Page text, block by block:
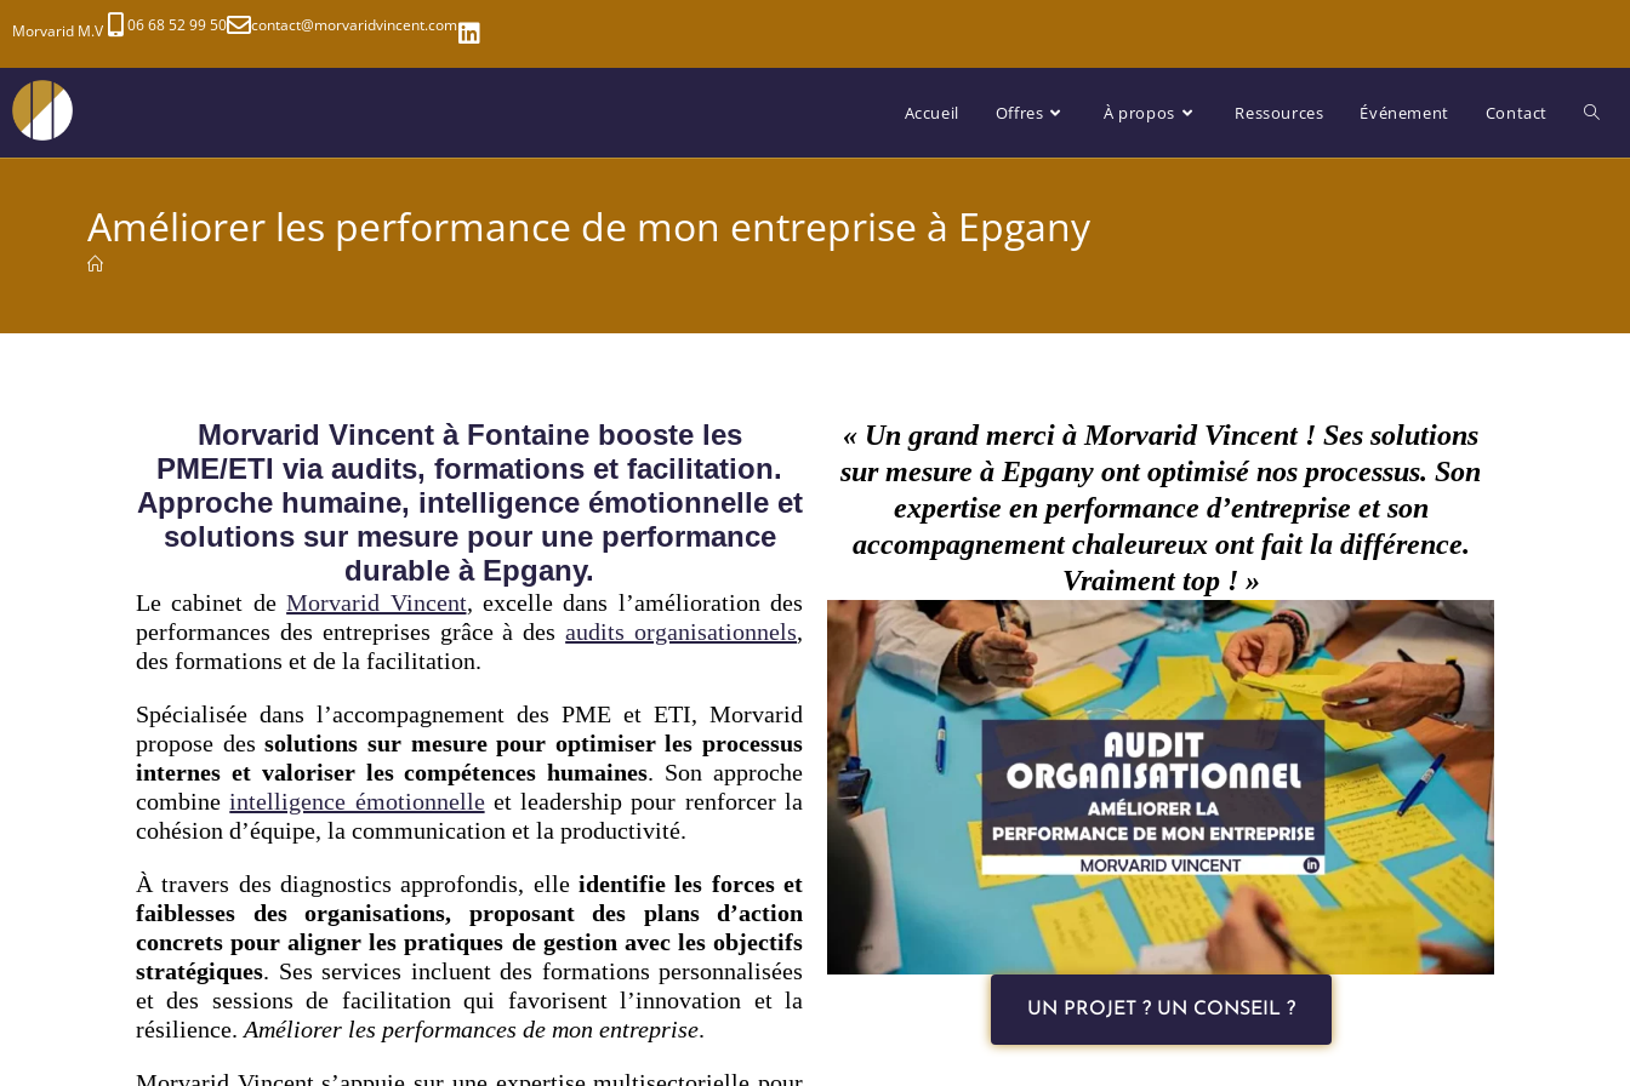
Morvarid M.V 06 68 52 99 50 contact@morvaridvincent.com
Accueil Offres À propos Ressources Événement Contact
Améliorer les performance de mon entreprise à Epgany
Morvarid Vincent à Fontaine booste les
PME/ETI via audits, formations et facilitation.
Approche humaine, intelligence émotionnelle et
solutions sur mesure pour une performance
durable à Epgany.
Le cabinet deMorvarid Vincent, excelle dans l’amélioration des
performances des entreprises grâce à desaudits organisationnels,
des formations et de la facilitation.
Spécialisée dans l’accompagnement des PME et ETI, Morvarid
propose dessolutions sur mesure pour optimiser les processus
internes et valoriser les compétences humaines. Son approche
combineintelligence émotionnelleet leadership pour renforcer la
cohésion d’équipe, la communication et la productivité.
À travers des diagnostics approfondis, elle identifie les forces et
faiblesses des organisations, proposant des plans d’action
concrets pour aligner les pratiques de gestion avec les objectifs
stratégiques. Ses services incluent des formations personnalisées
et des sessions de facilitation qui favorisent l’innovation et la
résilience. Améliorer les performances de mon entreprise.
« Un grand merci à Morvarid Vincent ! Ses solutions
sur mesure à Epgany ont optimisé nos processus. Son
expertise en performance d’entreprise et son
accompagnement chaleureux ont fait la différence.
Vraiment top ! »
UN PROJET ? UN CONSEIL ?